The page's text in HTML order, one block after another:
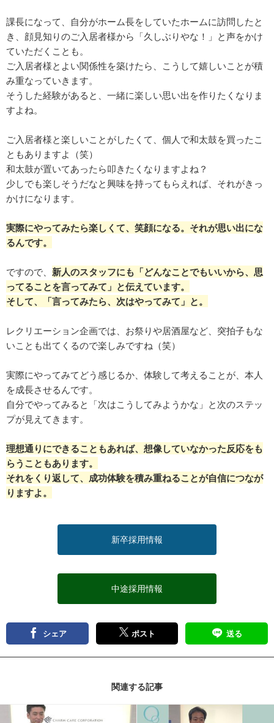
課長になって、自分がホーム長をしていたホームに訪問したと
き、顔見知りのご入居者様から「久しぶりやな！」と声をかけ
ていただくことも。
ご入居者様とよい関係性を築けたら、こうして嬉しいことが積
み重なっていきます。
そうした経験があると、一緒に楽しい思い出を作りたくなりま
すよね。
ご入居者様と楽しいことがしたくて、個人で和太鼓を買ったこ
ともありますよ（笑）
和太鼓が置いてあったら叩きたくなりますよね？
少しでも楽しそうだなと興味を持ってもらえれば、それがきっ
かけになります。
実際にやってみたら楽しくて、笑顔になる。それが思い出にな
るんです。
ですので、 新人のスタッフにも「どんなことでもいいから、思
ってることを言ってみて」と伝えています。
そして、「言ってみたら、次はやってみて」と。
レクリエーション企画では、お祭りや居酒屋など、突拍子もな
いことも出てくるので楽しみですね（笑）
実際にやってみてどう感じるか、体験して考えることが、本人
を成長させるんです。
自分でやってみると「次はこうしてみようかな」と次のステッ
プが見えてきます。
理想通りにできることもあれば、想像していなかった反応をも
らうこともあります。
それをくり返して、成功体験を積み重ねることが自信につなが
りますよ。
新卒採用情報
中途採用情報
シェア ポスト 送る
関連する記事